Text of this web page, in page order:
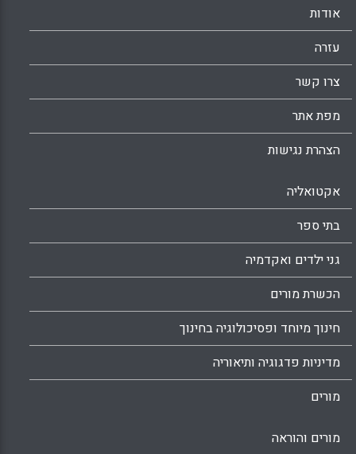
אודות
עזרה
צרו קשר
מפת אתר
הצהרת נגישות
אקטואליה
בתי ספר
גני ילדים ואקדמיה
הכשרת מורים
חינוך מיוחד ופסיכולוגיה בחינוך
מדיניות פדגוגיה ותיאוריה
מורים
מורים והוראה